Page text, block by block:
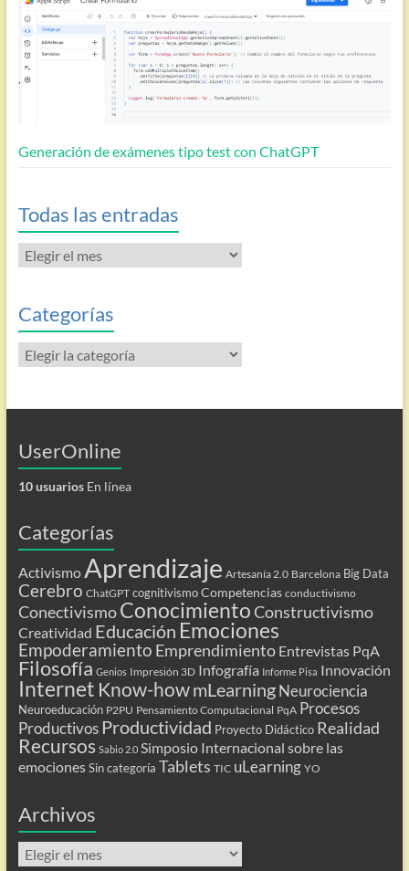
Generación de exámenes tipo test con ChatGPT
Todas las entradas
Todas
las
Categorías
Categorías
UserOnline
10 usuariosEn línea
Categorías
Activismo Aprendizaje Artesanía 2.0 Barcelona Big Data
Cerebro ChatGPT cognitivismo Competencias conductivismo
ConectivismoConocimientoConstructivismo
Creatividad Educación Emociones
Empoderamiento Emprendimiento Entrevistas PqA
Filosofía Genios Impresión 3D Infografía Informe Pisa Innovación
Internet Know-howmLearning Neurociencia
Neuroeducación P2PU Pensamiento Computacional PqA Procesos
Productivos Productividad Proyecto Didáctico Realidad
Recursos Sabio 2.0 Simposio Internacional sobre las
emociones Sin categoría Tablets TIC uLearning YO
Archivos
Archivos